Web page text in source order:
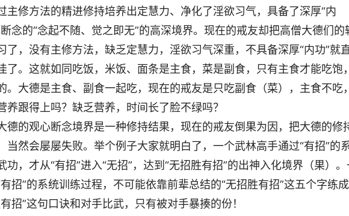
主修方法的精进修持培养出定慧力、净化了淫欲习气，具备了深厚“内
念的“念起不随、觉之即无”的高深境界。现在的戒友却把高僧大德们的
了，没有主修方法，缺乏定慧力，淫欲习气深重，不具备深厚“内功”就
了。这就如同吃饭，米饭、面条是主食，菜是副食，只有主食才能吃饱，
。大德是主食、副食一起吃，现在的戒友是只吃副食（菜），主食不吃，
养跟得上吗？缺乏营养，时间长了脸不绿吗？
德的观心断念境界是一种修持结果，现在的戒友倒果为因，把大德的修
当然会屡屡失败。举个例子大家就明白了，一个武林高手通过“有招”的
，才从“有招”进入“无招”，达到“无招胜有招”的出神入化境界（果）
招”的系统训练过程，不可能依靠前辈总结的“无招胜有招”这五个字练成
招”这句口诀和对手比武，只有被对手暴揍的份！